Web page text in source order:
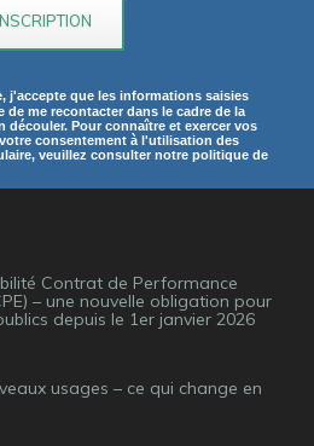
j'accepte que les informations saisies
me recontacter dans le cadre de la
découler. Pour connaître et exercer vos
consentement à l'utilisation des
veuillez consulter notre politique de
Contrat de Performance
– une nouvelle obligation pour
depuis le 1er janvier 2026
usages – ce qui change en